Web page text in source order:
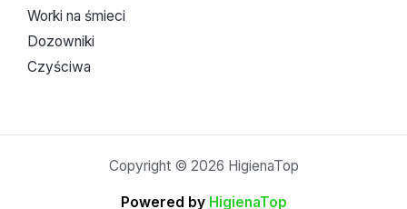
Worki na śmieci
Dozowniki
Czyściwa
Copyright © 2026 HigienaTop
Powered byHigienaTop